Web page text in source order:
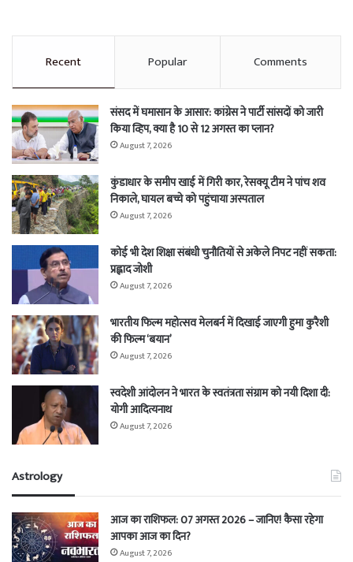
Recent Popular Comments
संसद में घमासान के आसार: कांग्रेस ने पार्टी सांसदों को जारी
किया व्हिप, क्या है 10 से 12 अगस्त का प्लान?
August 7, 2026
कुंडाधार के समीप खाई में गिरी कार, रेसक्यू टीम ने पांच शव
निकाले, घायल बच्चे को पहुंचाया अस्पताल
August 7, 2026
कोई भी देश शिक्षा संबंधी चुनौतियों से अकेले निपट नहीं सकता:
प्रह्लाद जोशी
August 7, 2026
भारतीय फिल्म महोत्सव मेलबर्न में दिखाई जाएगी हुमा कुरैशी
की फिल्म ‘बयान’
August 7, 2026
स्वदेशी आंदोलन ने भारत के स्वतंत्रता संग्राम को नयी दिशा दी:
योगी आदित्यनाथ
August 7, 2026
Astrology
आज का राशिफल: 07 अगस्त 2026 – जानिए! कैसा रहेगा
आपका आज का दिन?
August 7, 2026